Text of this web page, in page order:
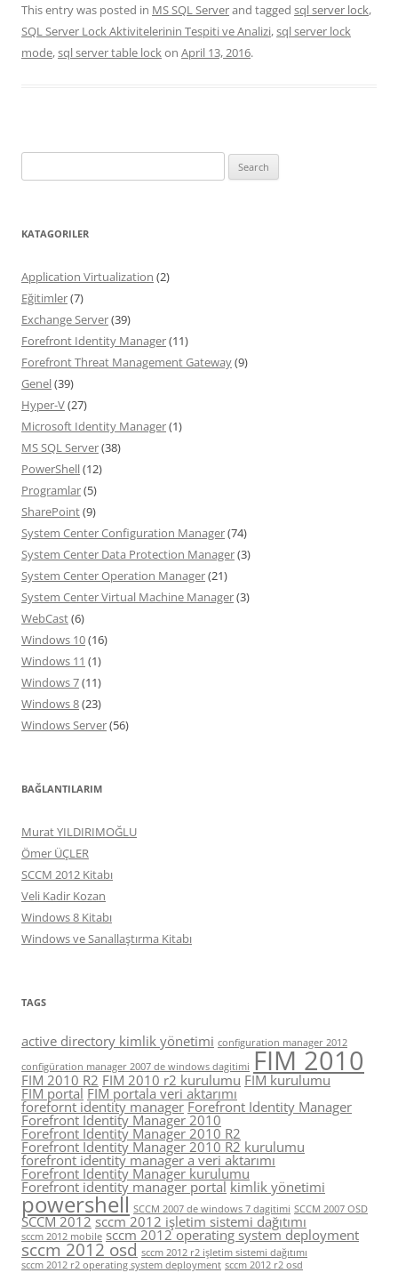
This entry was posted in MS SQL Serverand tagged sql server lock,
SQL Server Lock Aktivitelerinin Tespiti ve Analizi,sql server lock
mode,sql server table lockon April 13, 2016.
for:
KATAGORILER
Application Virtualization (2)
Eğitimler(7)
Exchange Server(39)
Forefront Identity Manager(11)
Forefront Threat Management Gateway(9)
Genel(39)
Hyper-V(27)
Microsoft Identity Manager(1)
MS SQL Server(38)
PowerShell(12)
Programlar(5)
SharePoint(9)
System Center Configuration Manager(74)
System Center Data Protection Manager(3)
System Center Operation Manager(21)
System Center Virtual Machine Manager(3)
WebCast(6)
Windows 10(16)
Windows 11 (1)
Windows 7(11)
Windows 8(23)
Windows Server(56)
BAĞLANTILARIM
Murat YILDIRIMOĞLU
Ömer ÜÇLER
SCCM 2012 Kitabı
Veli Kadir Kozan
Windows 8 Kitabı
Windows ve Sanallaştırma Kitabı
TAGS
active directory kimlik yönetimi configuration manager 2012
configüration manager 2007 de windows dagitimi FIM 2010
FIM 2010 R2 FIM 2010 r2 kurulumu FIM kurulumu
FIM portal FIM portala veri aktarımı
forefornt identity manager Forefront Identity Manager
Forefront Identity Manager 2010
Forefront Identity Manager 2010 R2
Forefront Identity Manager 2010 R2 kurulumu
forefront identity manager a veri aktarımı
Forefront Identity Manager kurulumu
Forefront identity manager portal kimlik yönetimi
powershell SCCM 2007 de windows 7 dagitimi SCCM 2007 OSD
SCCM 2012 sccm 2012 işletim sistemi dağıtımı
sccm 2012 mobile sccm 2012 operating system deployment
sccm 2012 osd sccm 2012 r2 işletim sistemi dağıtımı
sccm 2012 r2 operating system deployment sccm 2012 r2 osd